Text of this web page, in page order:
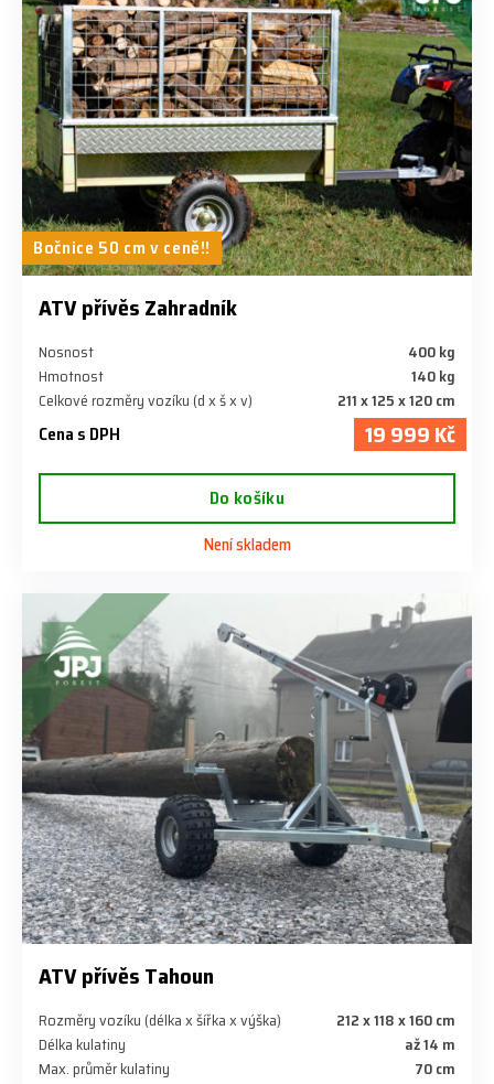
Bočnice 50 cm v ceně!!
ATV přívěs Zahradník
Nosnost
400 kg
Hmotnost
140 kg
Celkové rozměry vozíku (d x š x v)
211 x 125 x 120 cm
Cena s DPH 19 999 Kč
Do košíku
Není skladem
ATV přívěs Tahoun
Rozměry vozíku (délka x šířka x výška)
212 x 118 x 160 cm
Délka kulatiny
až 14 m
Max. průměr kulatiny
70 cm